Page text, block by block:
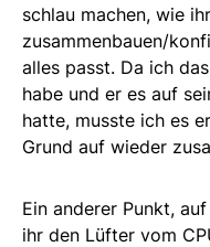
schlau machen, wie
zusammenbauen/
alles passt. Da ich
habe und er es auf
hatte, musste ich es
Grund auf wieder
Ein anderer Punkt,
ihr den Lüfter vom